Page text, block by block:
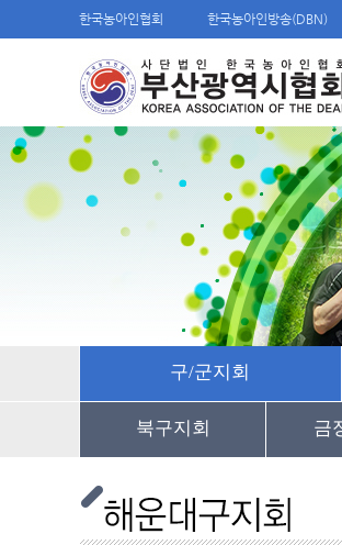
한국농아인협회 한국농아인방송(DBN)
구/군지회
북구지회 금